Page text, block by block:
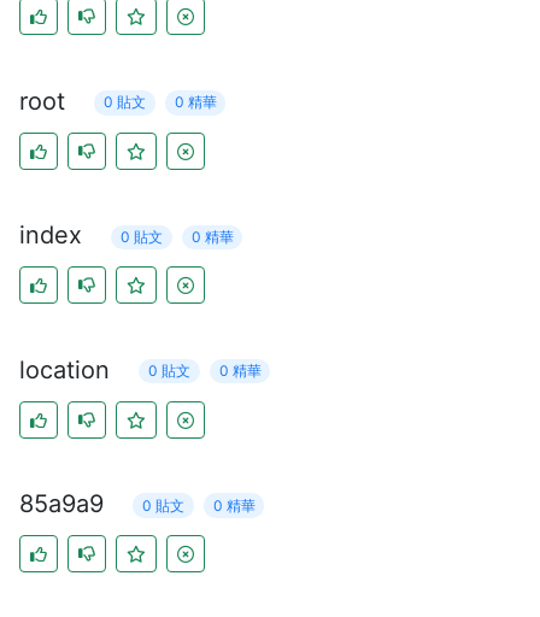
root 0 貼文 0 精華
index 0 貼文 0 精華
location 0 貼文 0 精華
85a9a9 0 貼文 0 精華